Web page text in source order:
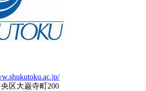
区大巌寺町200